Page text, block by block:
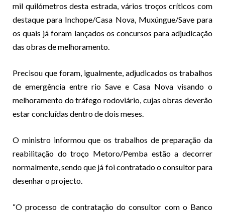
mil quilómetros desta estrada, vários troços críticos com
destaque para Inchope/Casa Nova, Muxúngue/Save para
os quais já foram lançados os concursos para adjudicação
das obras de melhoramento.
Precisou que foram, igualmente, adjudicados os trabalhos
de emergência entre rio Save e Casa Nova visando o
melhoramento do tráfego rodoviário, cujas obras deverão
estar concluídas dentro de dois meses.
O ministro informou que os trabalhos de preparação da
reabilitação do troço Metoro/Pemba estão a decorrer
normalmente, sendo que já foi contratado o consultor para
desenhar o projecto.
“O processo de contratação do consultor com o Banco